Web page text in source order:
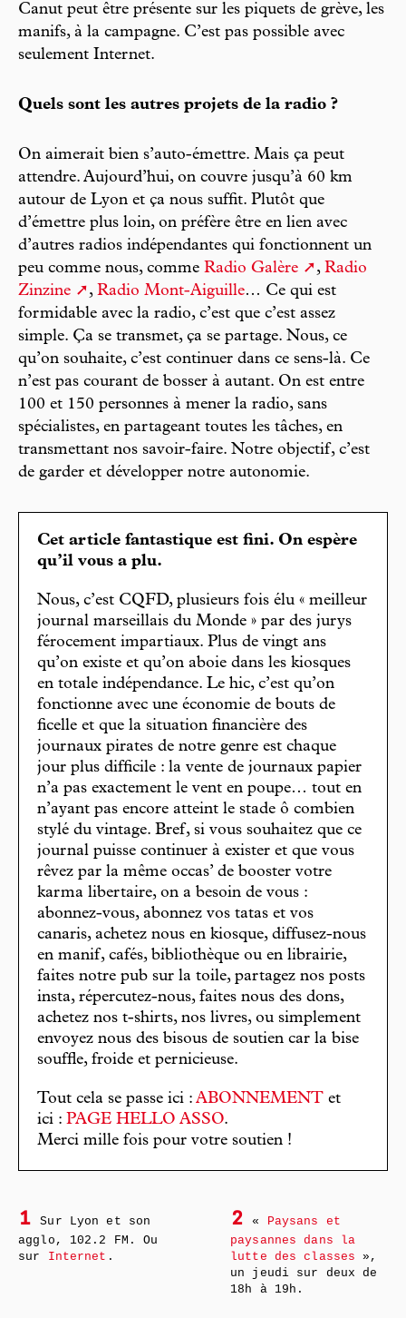
Canut peut être présente sur les piquets de grève, les
manifs, à la campagne. C’est pas possible avec
seulement Internet.
Quels sont les autres projets de la radio ?
On aimerait bien s’auto-émettre. Mais ça peut
attendre. Aujourd’hui, on couvre jusqu’à 60 km
autour de Lyon et ça nous suffit. Plutôt que
d’émettre plus loin, on préfère être en lien avec
d’autres radios indépendantes qui fonctionnent un
peu comme nous, comme Radio Galère , Radio
Zinzine
, Radio Mont-Aiguille… Ce qui est
formidable avec la radio, c’est que c’est assez
simple. Ça se transmet, ça se partage. Nous, ce
qu’on souhaite, c’est continuer dans ce sens-là. Ce
n’est pas courant de bosser à autant. On est entre
100 et 150 personnes à mener la radio, sans
spécialistes, en partageant toutes les tâches, en
transmettant nos savoir-faire. Notre objectif, c’est
de garder et développer notre autonomie.
Cet article fantastique est fini. On espère
qu’il vous a plu.
Nous, c’est CQFD, plusieurs fois élu « meilleur
journal marseillais du Monde » par des jurys
férocement impartiaux. Plus de vingt ans
qu’on existe et qu’on aboie dans les kiosques
en totale indépendance. Le hic, c’est qu’on
fonctionne avec une économie de bouts de
ficelle et que la situation financière des
journaux pirates de notre genre est chaque
jour plus difficile : la vente de journaux papier
n’a pas exactement le vent en poupe… tout en
n’ayant pas encore atteint le stade ô combien
stylé du vintage. Bref, si vous souhaitez que ce
journal puisse continuer à exister et que vous
rêvez par la même occas’ de booster votre
karma libertaire, on a besoin de vous :
abonnez-vous, abonnez vos tatas et vos
canaris, achetez nous en kiosque, diffusez-nous
en manif, cafés, bibliothèque ou en librairie,
faites notre pub sur la toile, partagez nos posts
insta, répercutez-nous, faites nous des dons,
achetez nos t-shirts, nos livres, ou simplement
envoyez nous des bisous de soutien car la bise
souffle, froide et pernicieuse.
Tout cela se passe ici : ABONNEMENT et
ici : PAGE HELLO ASSO.
Merci mille fois pour votre soutien !
1
Sur Lyon et son
agglo, 102.2 FM. Ou
sur Internet .
2 «
Paysans et
paysannes dans la
lutte des classes »,
un jeudi sur deux de
18h à 19h.